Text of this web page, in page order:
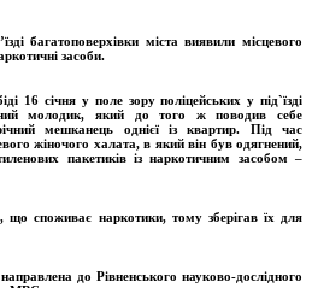
багатоповерхівки міста виявили місцевого
засоби.
16 січня у поле зору поліцейських у під`їзді
молодик, який до того ж поводив себе
мешканець однієї із квартир. Під час
жіночого халата, в який він був одягнений,
пакетиків із наркотичним засобом –
що споживає наркотики, тому зберігав їх для
до Рівненського науково-дослідного